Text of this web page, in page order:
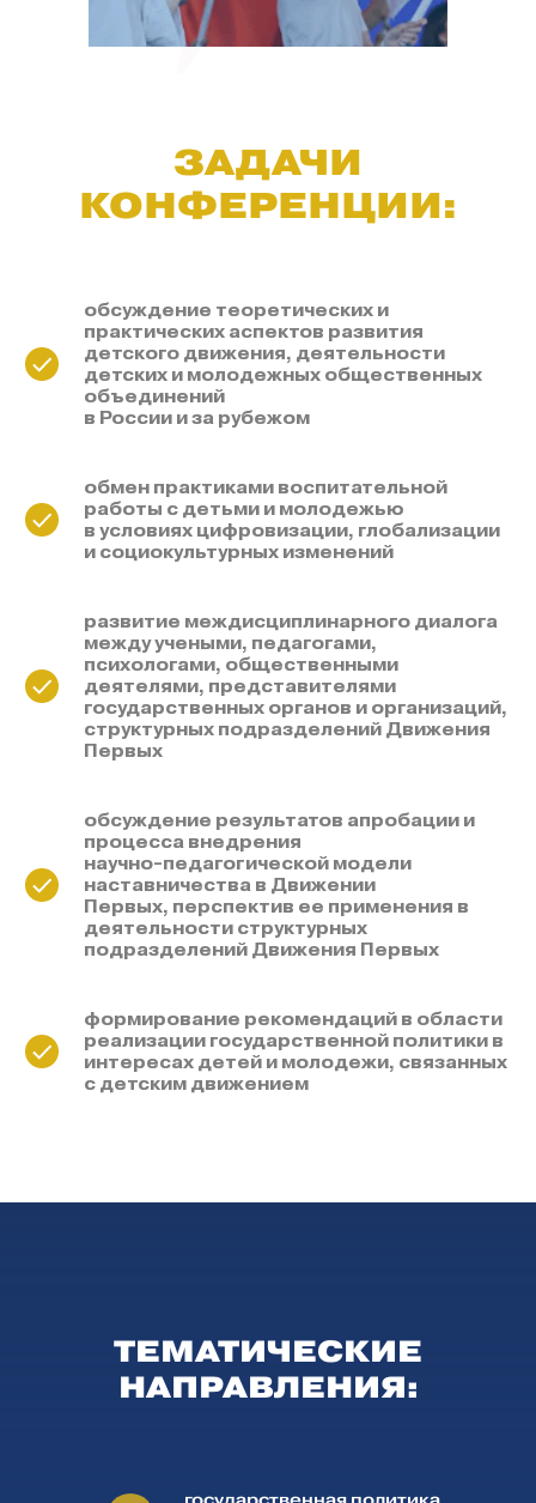
ЗАДАЧИ
КОНФЕРЕНЦИИ:
обсуждение теоретических и
практических аспектов развития
детского движения, деятельности
детских и молодежных общественных
объединений
в России и за рубежом
обмен практиками воспитательной
работы с детьми и молодежью
в условиях цифровизации, глобализации
и социокультурных изменений
развитие междисциплинарного диалога
между учеными, педагогами,
психологами, общественными
деятелями, представителями
государственных органов и организаций,
структурных подразделений Движения
Первых
обсуждение результатов апробации и
процесса внедрения
научно-педагогической модели
наставничества в Движении
Первых, перспектив ее применения в
деятельности структурных
подразделений Движения Первых
формирование рекомендаций в области
реализации государственной политики в
интересах детей и молодежи, связанных
с детским движением
ТЕМАТИЧЕСКИЕ
НАПРАВЛЕНИЯ: